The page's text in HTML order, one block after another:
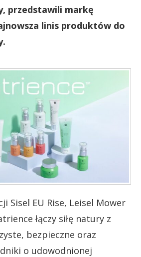
przedstawili markę
linis produktów do
Sisel EU Rise, Leisel Mower
łączy siłę natury z
bezpieczne oraz
o udowodnionej